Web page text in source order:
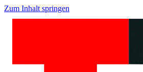
Zum Inhalt springen